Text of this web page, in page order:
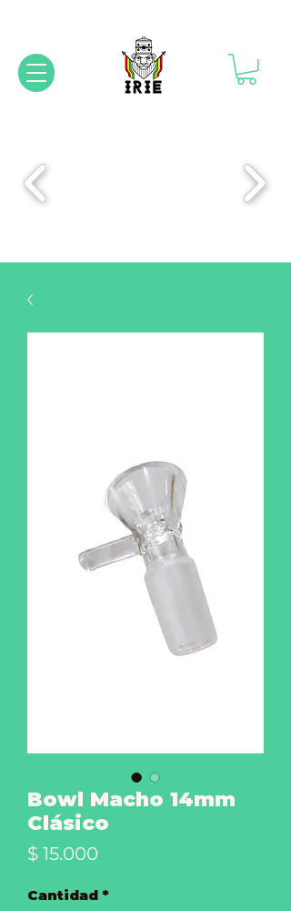
Bowl Macho 14mm
Clásico
$ 15.000Precio
Cantidad *